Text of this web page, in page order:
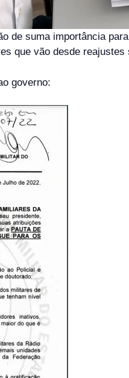
de suma importância
que vão desde
governo: